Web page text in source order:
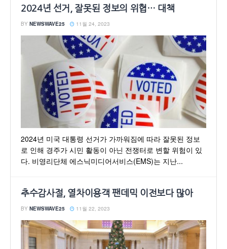
2024년 선거, 잘못된 정보의 위협… 대책
BY NEWSWAVE25 11월 24, 2023
2024년 미국 대통령 선거가 가까워짐에 따라 잘못된 정보
로 인해 경주가 시민 활동이 아닌 전쟁터로 변할 위험이 있
다. 비영리단체 에스닉미디어서비스(EMS)는 지난...
추수감사절, 열차이용객 팬데믹 이전보다 많아
BY NEWSWAVE25 11월 22, 2023